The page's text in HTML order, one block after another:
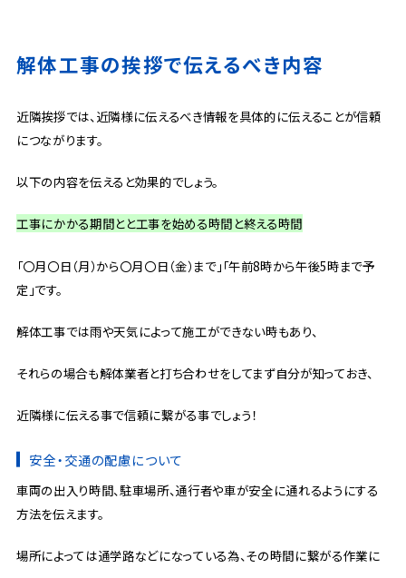
解体工事の挨拶で伝えるべき内容
近隣挨拶では、近隣様に伝えるべき情報を具体的に伝えることが信頼
につながります。
以下の内容を伝えると効果的でしょう。
工事にかかる期間とと工事を始める時間と終える時間
「〇月〇日（月）から〇月〇日（金）まで」「午前8時から午後5時まで予
定」です。
解体工事では雨や天気によって施工ができない時もあり、
それらの場合も解体業者と打ち合わせをしてまず自分が知っておき、
近隣様に伝える事で信頼に繋がる事でしょう！
安全・交通の配慮について
車両の出入り時間、駐車場所、通行者や車が安全に通れるようにする
方法を伝えます。
場所によっては通学路などになっている為、その時間に繋がる作業に